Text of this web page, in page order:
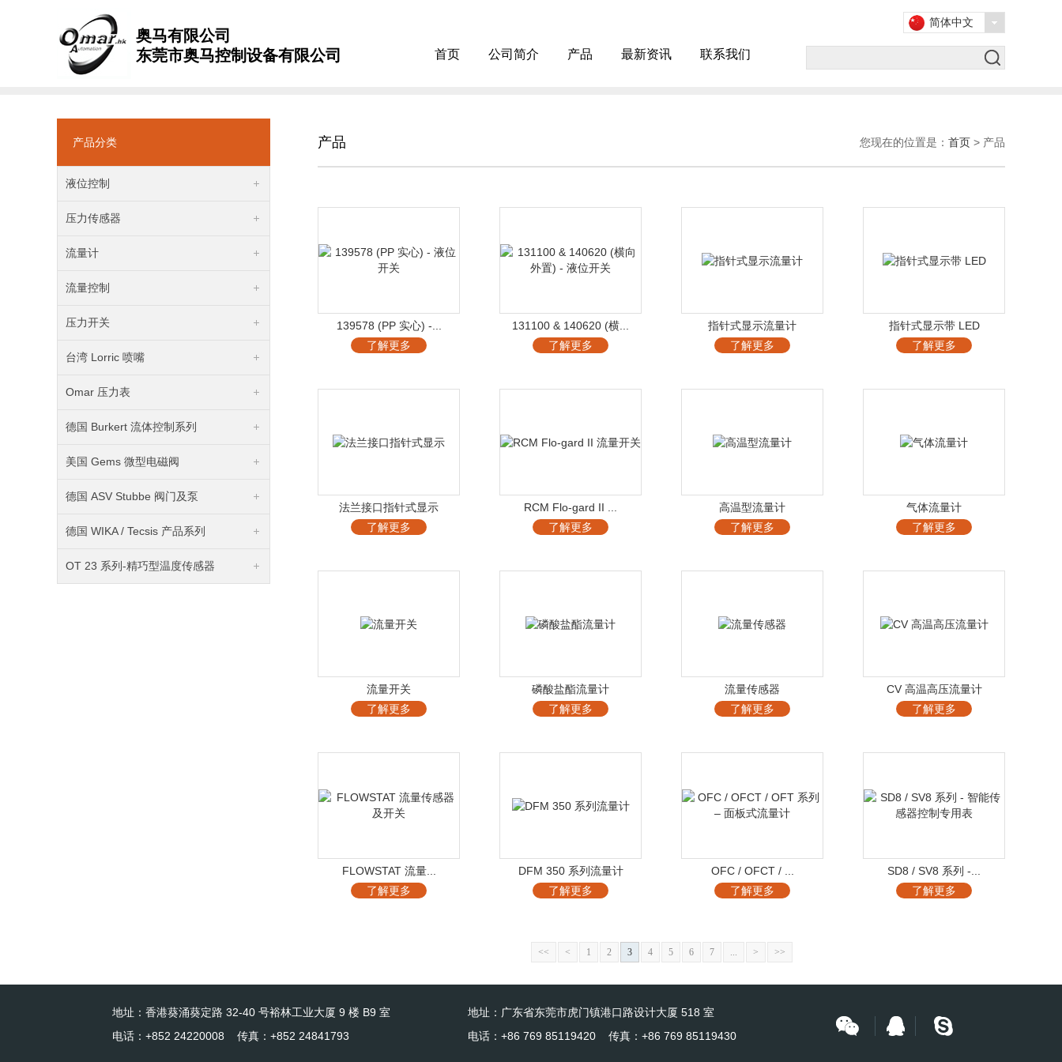
奥马有限公司
东莞市奥马控制设备有限公司
首页 公司简介 产品 最新资讯 联系我们
简体中文
产品分类
液位控制
压力传感器
流量计
流量控制
压力开关
台湾 Lorric 喷嘴
Omar 压力表
德国 Burkert 流体控制系列
美国 Gems 微型电磁阀
德国 ASV Stubbe 阀门及泵
德国 WIKA / Tecsis 产品系列
OT 23 系列-精巧型温度传感器
产品 您现在的位置是： 首页 > 产品
139578 (PP 实心) -...
了解更多
131100 & 140620 (横...
了解更多
指针式显示流量计
了解更多
指针式显示带 LED
了解更多
法兰接口指针式显示
了解更多
RCM Flo-gard II ...
了解更多
高温型流量计
了解更多
气体流量计
了解更多
流量开关
了解更多
磷酸盐酯流量计
了解更多
流量传感器
了解更多
CV 高温高压流量计
了解更多
FLOWSTAT 流量...
了解更多
DFM 350 系列流量计
了解更多
OFC / OFCT / ...
了解更多
SD8 / SV8 系列 -...
了解更多
<< < 1 2 3 4 5 6 7 ... > >>
地址：香港葵涌葵定路 32-40 号裕林工业大厦 9 楼 B9 室
电话：+852 24220008 传真：+852 24841793
地址：广东省东莞市虎门镇港口路设计大厦 518 室
电话：+86 769 85119420 传真：+86 769 85119430